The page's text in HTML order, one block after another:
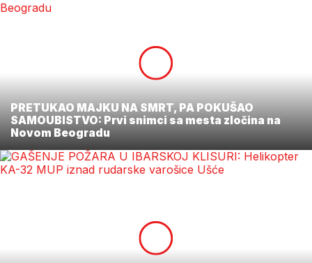
PRETUKAO MAJKU NA SMRT, PA POKUŠAO
SAMOUBISTVO: Prvi snimci sa mesta zločina na
Novom Beogradu